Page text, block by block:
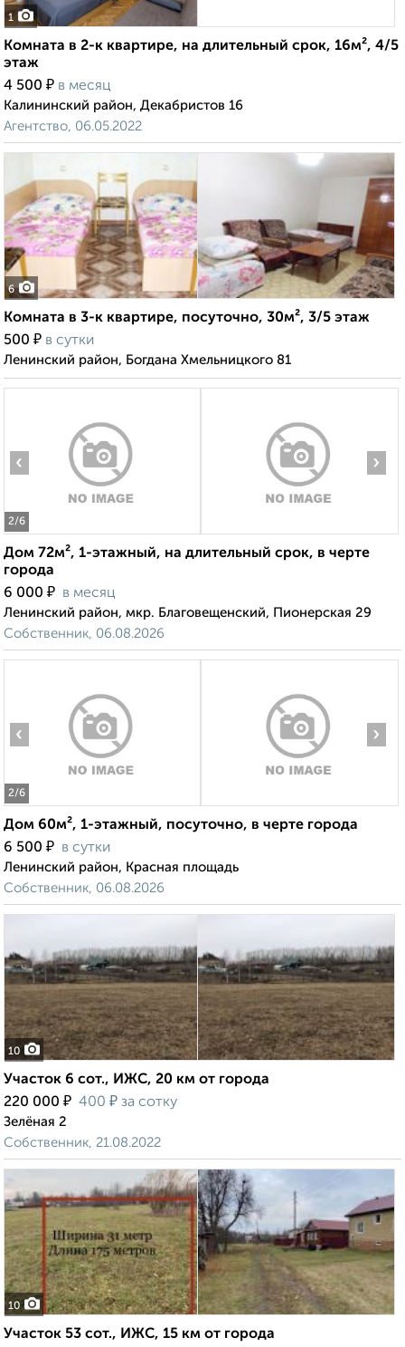
1
Комната в 2-к квартире, на длительный срок, 16м², 4/5
этаж
4 500 ₽ в месяц
Калининский район, Декабристов 16
Агентство, 06.05.2022
6
Комната в 3-к квартире, посуточно, 30м², 3/5 этаж
500 ₽ в сутки
Ленинский район, Богдана Хмельницкого 81
2/6
‹ ›
Дом 72м², 1-этажный, на длительный срок, в черте
города
6 000 ₽ в месяц
Ленинский район, мкр. Благовещенский, Пионерская 29
Собственник, 06.08.2026
2/6
‹ ›
Дом 60м², 1-этажный, посуточно, в черте города
6 500 ₽ в сутки
Ленинский район, Красная площадь
Собственник, 06.08.2026
10
Участок 6 сот., ИЖС, 20 км от города
220 000 ₽ 400 ₽ за сотку
Зелёная 2
Собственник, 21.08.2022
10
Участок 53 сот., ИЖС, 15 км от города